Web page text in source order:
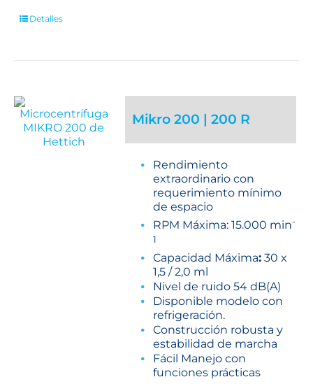
Detalles
Mikro 200 | 200 R
Rendimiento
extraordinario con
requerimiento mínimo
de espacio
RPM Máxima: 15.000 min-
1
Capacidad Máxima: 30 x
1,5 / 2,0 ml
Nivel de ruido 54 dB(A)
Disponible modelo con
refrigeración.
Construcción robusta y
estabilidad de marcha
Fácil Manejo con
funciones prácticas